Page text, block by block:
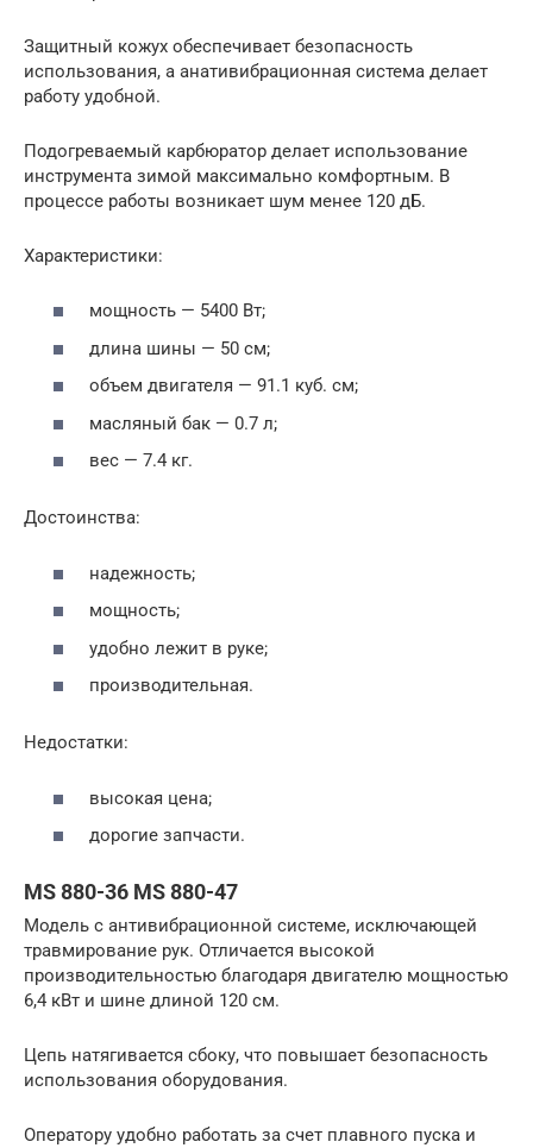
Защитный кожух обеспечивает безопасность
использования, а анативибрационная система делает
работу удобной.
Подогреваемый карбюратор делает использование
инструмента зимой максимально комфортным. В
процессе работы возникает шум менее 120 дБ.
Характеристики:
мощность — 5400 Вт;
длина шины — 50 см;
объем двигателя — 91.1 куб. см;
масляный бак — 0.7 л;
вес — 7.4 кг.
Достоинства:
надежность;
мощность;
удобно лежит в руке;
производительная.
Недостатки:
высокая цена;
дорогие запчасти.
MS 880-36 MS 880-47
Модель с антивибрационной системе, исключающей
травмирование рук. Отличается высокой
производительностью благодаря двигателю мощностью
6,4 кВт и шине длиной 120 см.
Цепь натягивается сбоку, что повышает безопасность
использования оборудования.
Оператору удобно работать за счет плавного пуска и